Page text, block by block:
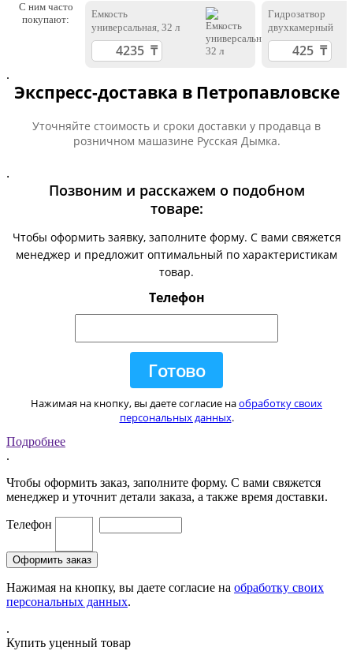
С ним часто
покупают:
Емкость
универсальная, 32 л
Гидрозатвор
двухкамерный
.
Экспресс-доставка в Петропавловске
Уточняйте стоимость и сроки доставки у продавца в
розничном машазине Русская Дымка.
.
Позвоним и расскажем о подобном
товаре:
Чтобы оформить заявку, заполните форму. С вами свяжется
менеджер и предложит оптимальный по характеристикам
товар.
Телефон
Нажимая на кнопку, вы даете согласие наобработку своих
персональных данных.
Подробнее
.
Чтобы оформить заказ, заполните форму. С вами свяжется
менеджер и уточнит детали заказа, а также время доставки.
Телефон
Нажимая на кнопку, вы даете согласие на обработку своих
персональных данных.
.
Купить уценный товар